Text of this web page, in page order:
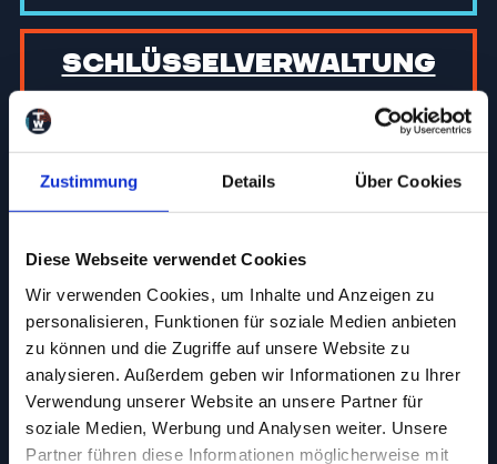
Zustimmung Details Über Cookies
Diese Webseite verwendet Cookies
Wir verwenden Cookies, um Inhalte und Anzeigen zu
personalisieren, Funktionen für soziale Medien anbieten
zu können und die Zugriffe auf unsere Website zu
analysieren. Außerdem geben wir Informationen zu Ihrer
Verwendung unserer Website an unsere Partner für
soziale Medien, Werbung und Analysen weiter. Unsere
Partner führen diese Informationen möglicherweise mit
Schlüssel­verwaltung
Drucker
Parkplätze &
Ladesäulen
Hausmeister